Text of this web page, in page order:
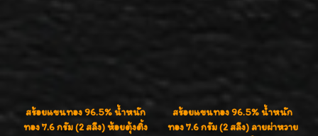
สร้อยแขนทอง 96.5% น้ำหนัก
ทอง 7.6 กรัม (2 สลึง) ห้อยตุ้งติ้ง
สร้อยแขนทอง 96.5% น้ำหนัก
ทอง 7.6 กรัม (2 สลึง) ลายผ่าหวาย